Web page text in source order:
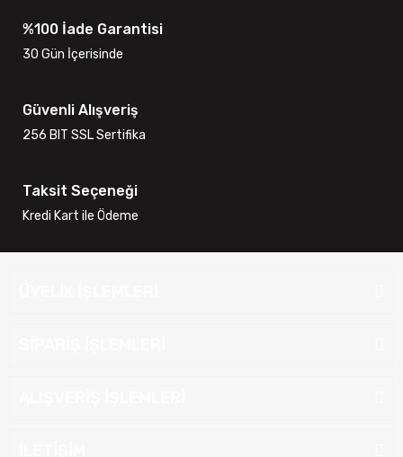
%100 İade Garantisi
30 Gün İçerisinde
Güvenli Alışveriş
256 BIT SSL Sertifika
Taksit Seçeneği
Kredi Kart ile Ödeme